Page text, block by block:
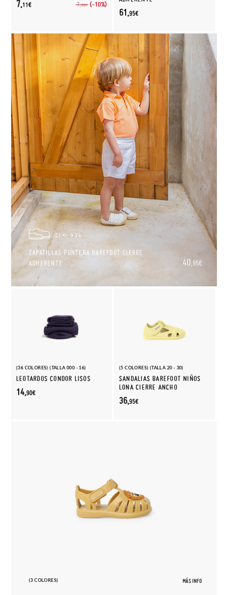
7,90€ (-10%)
7,11€
61,95€
21 34
ZAPATILLAS PUNTERA BAREFOOT CIERRE
ADHERENTE
40, 95€
(36 COLORES) (TALLA 000 - 16)
LEOTARDOS CONDOR LISOS
14,90€
(5 COLORES) (TALLA 20 - 30)
SANDALIAS BAREFOOT NIÑOS
LONA CIERRE ANCHO
36,95€
(3 COLORES) MÁS INFO